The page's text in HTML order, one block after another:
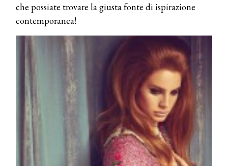
che possiate trovare la giusta fonte di ispirazione
contemporanea!